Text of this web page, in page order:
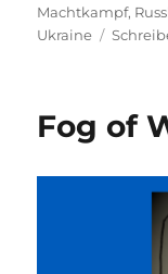
am
Machtkampf,
Ukraine
Fog of